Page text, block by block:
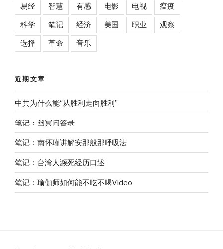
易经 智慧 有感 电影 电视 瘟疫
科学 笔记 经济 美国 职业 观察
选择 革命 音乐
近期文章
中共为什么能“从胜利走向胜利”
笔记：幽冥问答录
笔记：南怀瑾讲解安那般那呼吸法
笔记：台湾人濒死经历口述
笔记：瑜伽师如何能不吃不喝Video